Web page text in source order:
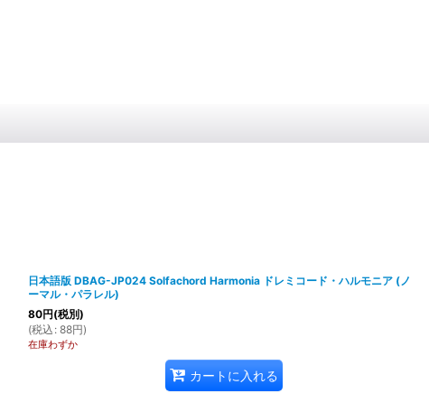
日本語版 DBAG-JP024 Solfachord Harmonia ドレミコード・ハルモニア (ノ
ーマル・パラレル)
80円(税別)
(税込 : 88円)
在庫わずか
カートに入れる